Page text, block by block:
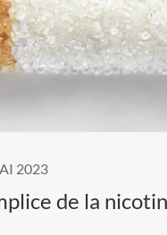
2023
de la